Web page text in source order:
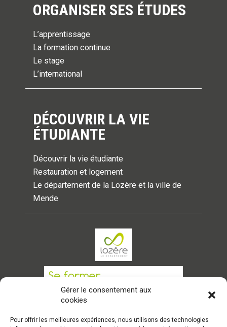
Gérer le consentement aux
cookies
Pour offrir les meilleures expériences, nous utilisons des technologies
ORGANISER SES ÉTUDES
L’apprentissage
La formation continue
Le stage
L’international
DÉCOUVRIR LA VIE
ÉTUDIANTE
Découvrir la vie étudiante
Restauration et logement
Le département de la Lozère et la ville de
Mende